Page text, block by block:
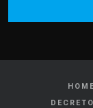
HOME